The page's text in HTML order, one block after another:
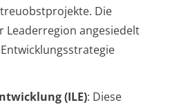
Die
Leaderregion angesiedelt
(ILE): Diese